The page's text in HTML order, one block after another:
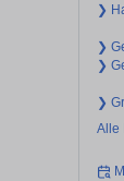
❯
❯
❯
❯
Alle